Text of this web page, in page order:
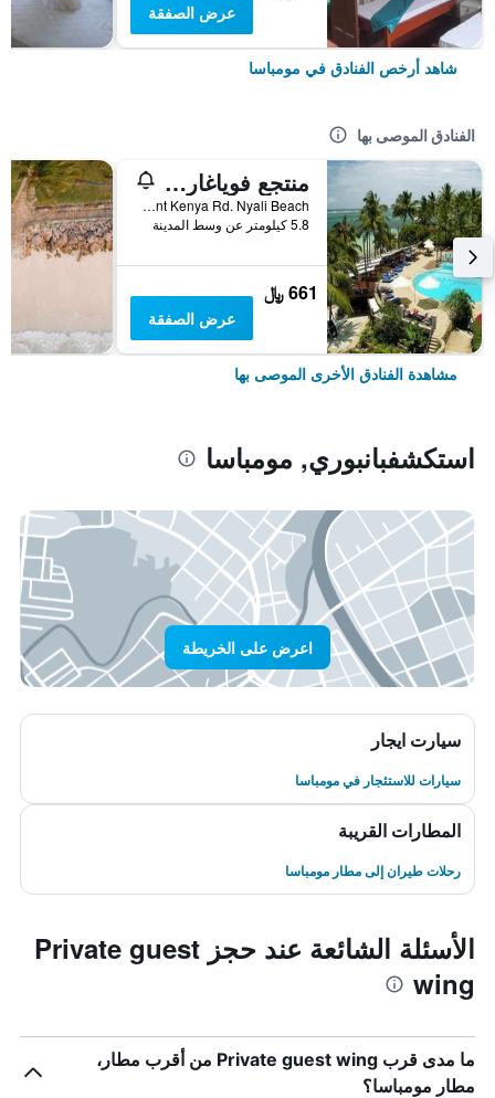
عرض الصفقة
شاهد أرخص الفنادق في مومباسا
الفنادق الموصى بها
منتجع فوياغار بيتش
Mount Kenya Rd. Nyali Beach, مومباسا, كينيا
5.8 كيلومتر عن وسط المدينة
661 ﷼
عرض الصفقة
مشاهدة الفنادق الأخرى الموصى بها
استكشفبانبوري, مومباسا
اعرض على الخريطة
سيارت ايجار
سيارات للاستئجار في مومباسا
المطارات القريبة
رحلات طيران إلى مطار مومباسا
الأسئلة الشائعة عند حجز Private guest
wing
ما مدى قرب Private guest wing من أقرب مطار،
مطار مومباسا؟